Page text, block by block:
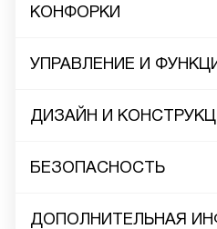
КОНФОРКИ
УПРАВЛЕНИЕ И
ДИЗАЙН И
БЕЗОПАСНОСТЬ
ДОПОЛНИТЕЛЬНАЯ